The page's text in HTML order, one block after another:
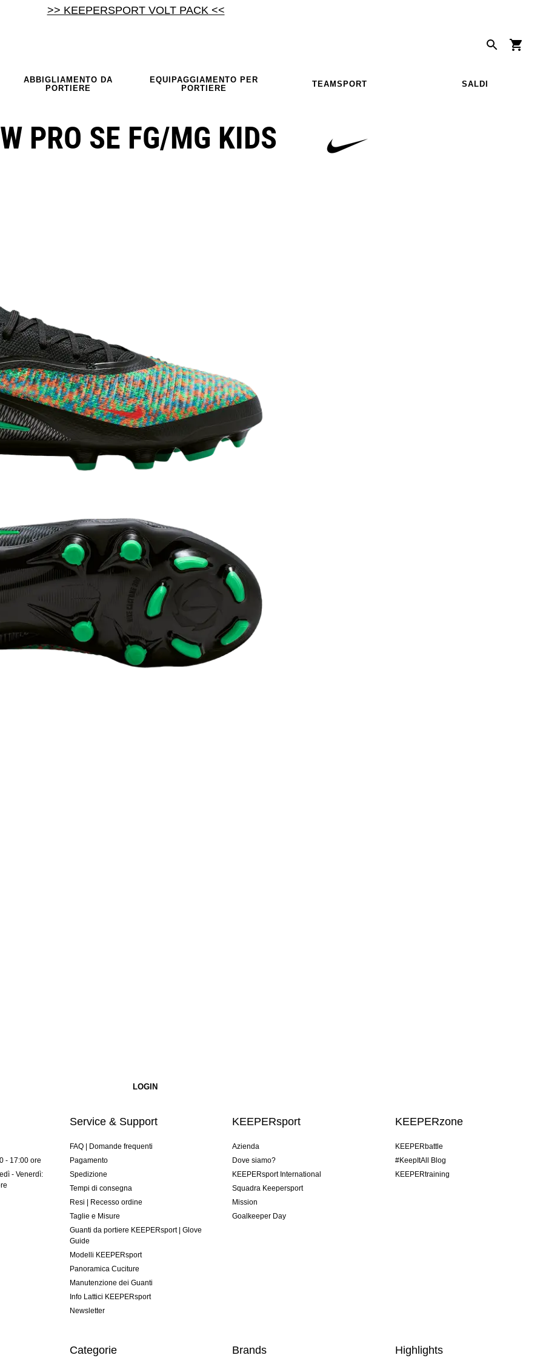
>> KEEPERSPORT VOLT PACK <<
ABBIGLIAMENTO DA
PORTIERE
EQUIPAGGIAMENTO PER
PORTIERE
TEAMSPORT SALDI
PRO SE FG/MG KIDS
- 17:00 ore
- Venerdì:
Service & Support
FAQ | Domande frequenti
Pagamento
Spedizione
Tempi di consegna
Resi | Recesso ordine
Taglie e Misure
Guanti da portiere KEEPERsport | Glove
Guide
Modelli KEEPERsport
Panoramica Cuciture
Manutenzione dei Guanti
Info Lattici KEEPERsport
Newsletter
KEEPERsport
Azienda
Dove siamo?
KEEPERsport International
Squadra Keepersport
Mission
Goalkeeper Day
KEEPERzone
KEEPERbattle
#KeepItAll Blog
KEEPERtraining
Categorie Brands Highlights